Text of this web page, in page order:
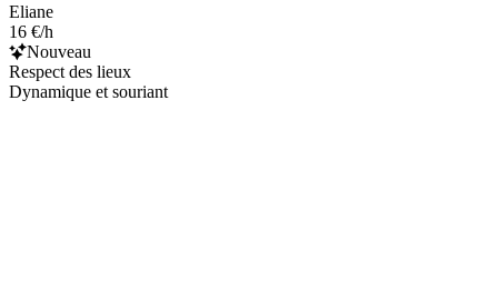
Eliane
16 €/h
Nouveau
Respect des lieux
Dynamique et souriant